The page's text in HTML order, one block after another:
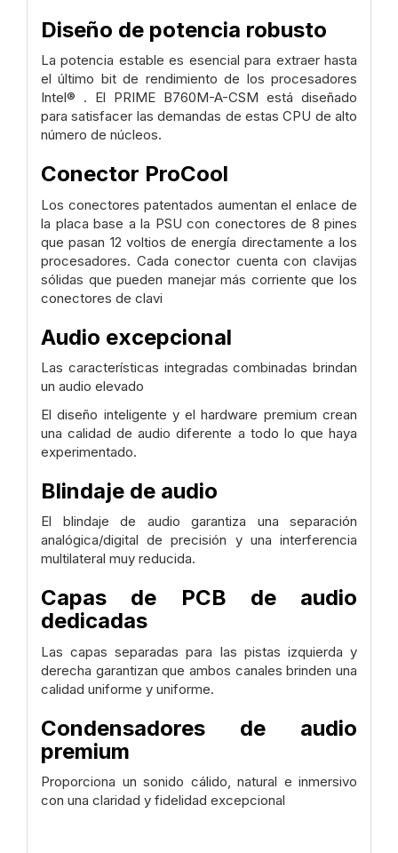
Diseño de potencia robusto
La potencia estable es esencial para extraer hasta
el último bit de rendimiento de los procesadores
Intel® . El PRIME B760M-A-CSM está diseñado
para satisfacer las demandas de estas CPU de alto
número de núcleos.
Conector ProCool
Los conectores patentados aumentan el enlace de
la placa base a la PSU con conectores de 8 pines
que pasan 12 voltios de energía directamente a los
procesadores. Cada conector cuenta con clavijas
sólidas que pueden manejar más corriente que los
conectores de clavi
Audio excepcional
Las características integradas combinadas brindan
un audio elevado
El diseño inteligente y el hardware premium crean
una calidad de audio diferente a todo lo que haya
experimentado.
Blindaje de audio
El blindaje de audio garantiza una separación
analógica/digital de precisión y una interferencia
multilateral muy reducida.
Capas de PCB de audio
dedicadas
Las capas separadas para las pistas izquierda y
derecha garantizan que ambos canales brinden una
calidad uniforme y uniforme.
Condensadores de audio
premium
Proporciona un sonido cálido, natural e inmersivo
con una claridad y fidelidad excepcional